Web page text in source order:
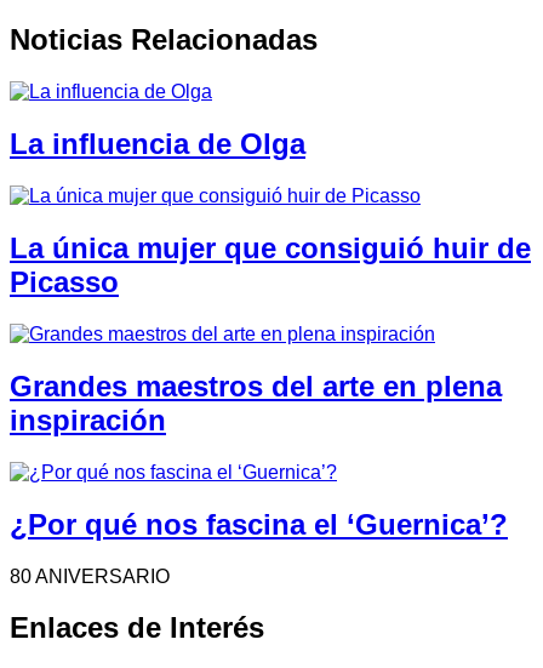
Noticias Relacionadas
La influencia de Olga
La única mujer que consiguió huir de
Picasso
Grandes maestros del arte en plena
inspiración
¿Por qué nos fascina el ‘Guernica’?
80 ANIVERSARIO
Enlaces de Interés